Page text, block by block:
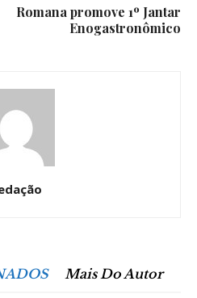
Romana promove 1º Jantar
Enogastronômico
Mais Do Autor